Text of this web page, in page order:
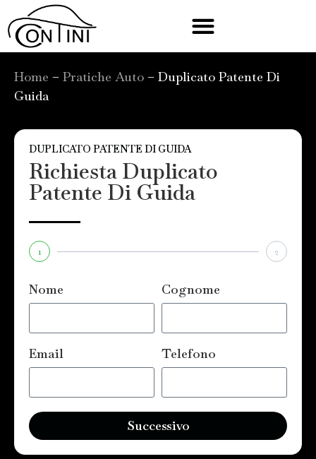
Home – Pratiche Auto – Duplicato Patente Di
Guida
DUPLICATO PATENTE DI GUIDA
Richiesta Duplicato
Patente Di Guida
1 2
Nome Cognome
Email Telefono
Successivo